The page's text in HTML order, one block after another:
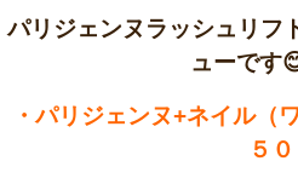
パリジェンヌラッシュリフ
ューです
・パリジェンヌ+ネイル
５０